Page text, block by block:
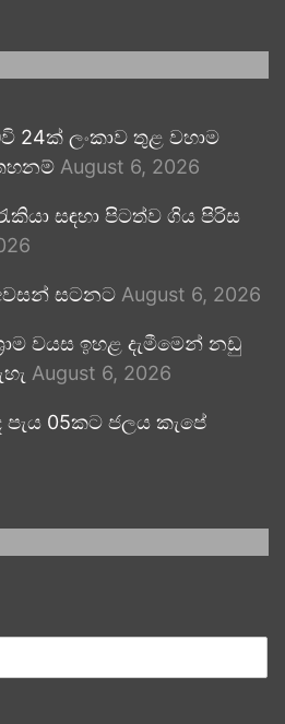
24ක් ලංකාව තුළ වහාම
August 6, 2026
සඳහා පිටත්ව ගිය පිරිස
සටනට August 6, 2026
වයස ඉහළ දැමීමෙන් නඩු
August 6, 2026
පැය 05කට ජලය කැපේ